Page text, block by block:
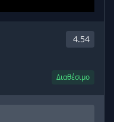
4.54
Διαθέσιμο